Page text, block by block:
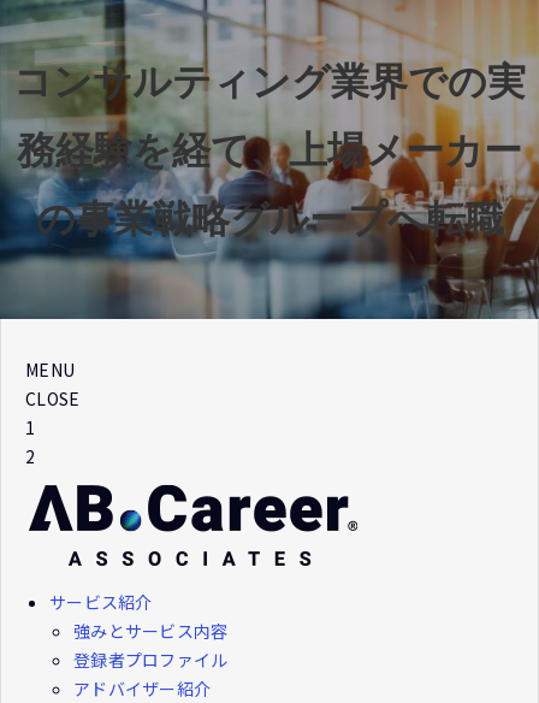
コンサルティング業界での実
務経験を経て、上場メーカー
の事業戦略グループへ転職
MENU
CLOSE
1
2
サービス紹介
強みとサービス内容
登録者プロファイル
アドバイザー紹介